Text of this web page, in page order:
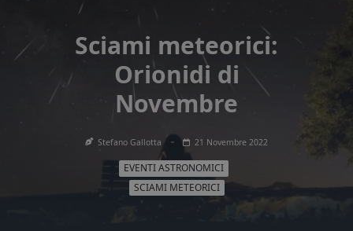
Sciami meteorici:
Orionidi di
Novembre
Stefano Gallotta 21 Novembre 2022
EVENTI ASTRONOMICI
SCIAMI METEORICI